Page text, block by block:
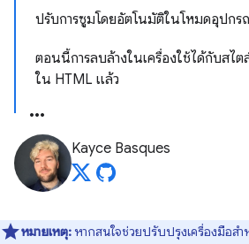
ปรับการซูมโดยอัตโนมัติในโหมดอุปก
ตอนนี้การลบล้างในเครื่องใช้ได้กับสไ
ใน HTML แล้ว
Kayce Basques
หมายเหตุ: หากสนใจช่วยปรับปรุงเครื่องมือส